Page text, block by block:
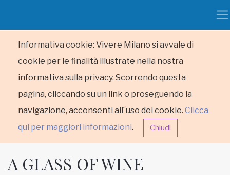
Informativa cookie: Vivere Milano si avvale di
cookie per le finalità illustrate nella nostra
informativa sulla privacy. Scorrendo questa
pagina, cliccando su un link o proseguendo la
navigazione, acconsenti all´uso dei cookie. Clicca
qui per maggiori informazioni. Chiudi
A GLASS OF WINE